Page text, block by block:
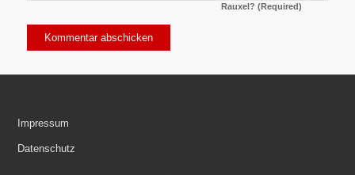
Rauxel? (Required)
Impressum
Datenschutz